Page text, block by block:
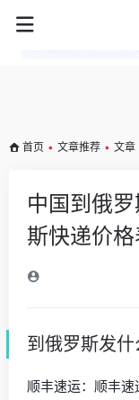
首页 • 文章推荐 • 文章
中国到俄
斯快递价格
到俄罗斯发
顺丰速运：顺丰